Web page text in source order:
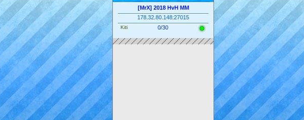
[MrX] 2018 HvH MM
178.32.80.148:27015
Kiti 0/30